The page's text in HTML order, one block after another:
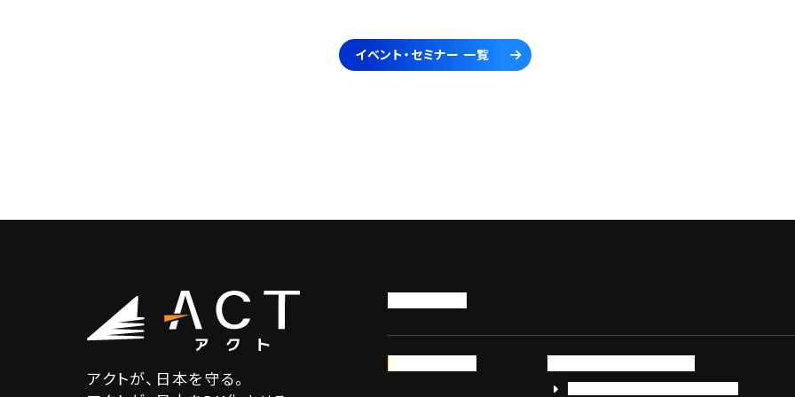
イベント・セミナー 一覧
アクトが、日本を守る。